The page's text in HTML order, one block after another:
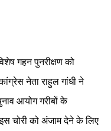
गहन पुनरीक्षण को
नेता राहुल गांधी ने
आयोग गरीबों के
चोरी को अंजाम देने के लिए